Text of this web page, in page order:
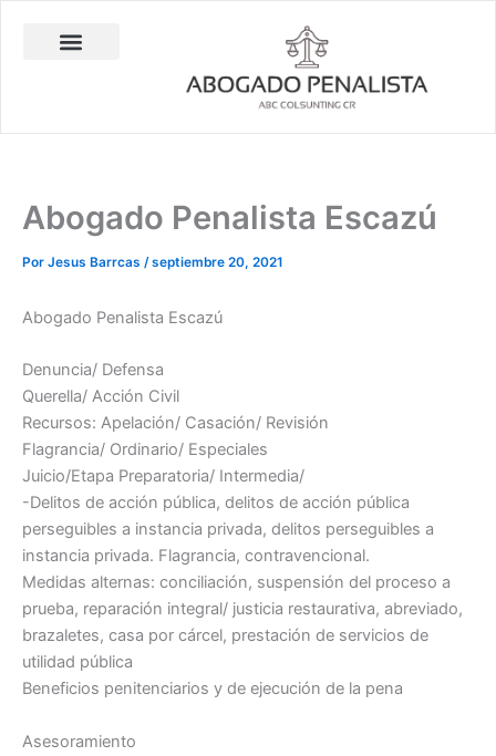
Abogado Penalista Escazú
Por Jesus Barrcas /septiembre 20, 2021
Abogado Penalista Escazú
Denuncia/ Defensa
Querella/ Acción Civil
Recursos: Apelación/ Casación/ Revisión
Flagrancia/ Ordinario/ Especiales
Juicio/Etapa Preparatoria/ Intermedia/
-Delitos de acción pública, delitos de acción pública
perseguibles a instancia privada, delitos perseguibles a
instancia privada. Flagrancia, contravencional.
Medidas alternas: conciliación, suspensión del proceso a
prueba, reparación integral/ justicia restaurativa, abreviado,
brazaletes, casa por cárcel, prestación de servicios de
utilidad pública
Beneficios penitenciarios y de ejecución de la pena
Asesoramiento